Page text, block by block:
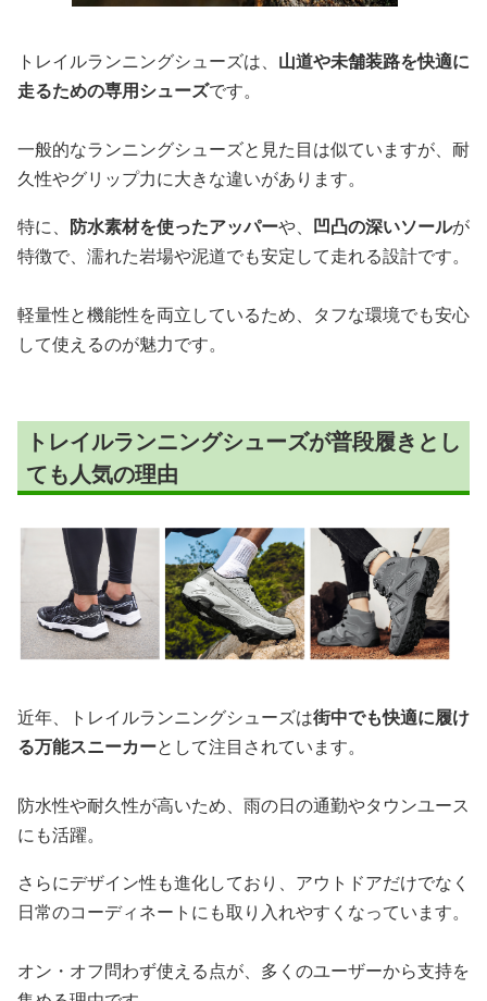
トレイルランニングシューズは、 山道や未舗装路を快適に
走るための専用シューズです。
一般的なランニングシューズと見た目は似ていますが、耐
久性やグリップ力に大きな違いがあります。
特に、 防水素材を使ったアッパーや、 凹凸の深いソールが
特徴で、濡れた岩場や泥道でも安定して走れる設計です。
軽量性と機能性を両立しているため、タフな環境でも安心
して使えるのが魅力です。
トレイルランニングシューズが普段履きとし
ても人気の理由
近年、トレイルランニングシューズは街中でも快適に履け
る万能スニーカーとして注目されています。
防水性や耐久性が高いため、雨の日の通勤やタウンユース
にも活躍。
さらにデザイン性も進化しており、アウトドアだけでなく
日常のコーディネートにも取り入れやすくなっています。
オン・オフ問わず使える点が、多くのユーザーから支持を